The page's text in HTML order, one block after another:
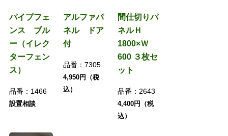
パイプフェ
ンス ブル
ー（イレク
ターフェン
ス）
品番： 1466
設置相談
アルファパ
ネル ドア
付
品番：7305
4,950円（税
込）
間仕切りパ
ネルＨ
1800×Ｗ
600 ３枚セ
ット
品番： 2643
4,400円（税
込）